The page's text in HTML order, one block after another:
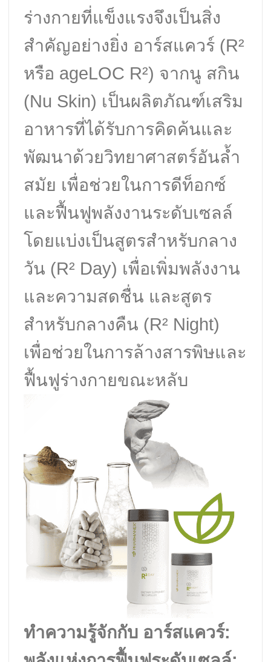
ร่างกายที่แข็งแรงจึงเป็นสิ่ง
สำคัญอย่างยิ่ง อาร์สแควร์ (R²
หรือ ageLOC R²) จากนู สกิน
(Nu Skin) เป็นผลิตภัณฑ์เสริม
อาหารที่ได้รับการคิดค้นและ
พัฒนาด้วยวิทยาศาสตร์อันล้ำ
สมัย เพื่อช่วยในการดีท็อกซ์
และฟื้นฟูพลังงานระดับเซลล์
โดยแบ่งเป็นสูตรสำหรับกลาง
วัน (R² Day) เพื่อเพิ่มพลังงาน
และความสดชื่น และสูตร
สำหรับกลางคืน (R² Night)
เพื่อช่วยในการล้างสารพิษและ
ฟื้นฟูร่างกายขณะหลับ
ทำความรู้จักกับ อาร์สแควร์: